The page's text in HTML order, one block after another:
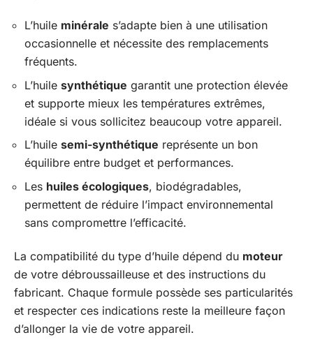
L’huile minérale s’adapte bien à une utilisation
occasionnelle et nécessite des remplacements
fréquents.
L’huile synthétique garantit une protection élevée
et supporte mieux les températures extrêmes,
idéale si vous sollicitez beaucoup votre appareil.
L’huile semi-synthétique représente un bon
équilibre entre budget et performances.
Les huiles écologiques, biodégradables,
permettent de réduire l’impact environnemental
sans compromettre l’efficacité.
La compatibilité du type d’huile dépend du moteur
de votre débroussailleuse et des instructions du
fabricant. Chaque formule possède ses particularités
et respecter ces indications reste la meilleure façon
d’allonger la vie de votre appareil.